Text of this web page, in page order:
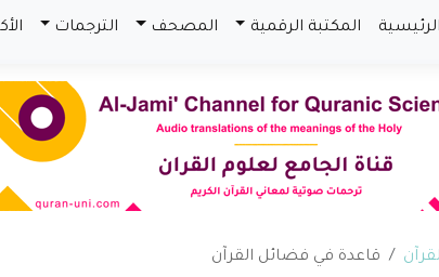
الرئيسية المكتبة الرقمية المصحف الترجمات
قاعدة في فضائل القرآن